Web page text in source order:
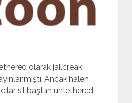
olarak jailbreak
Ancak halen
sil baştan untethered